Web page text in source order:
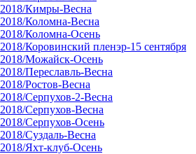
2018/Кимры-Весна
2018/Коломна-Весна
2018/Коломна-Осень
2018/Коровинский пленэр-15 сентября
2018/Можайск-Осень
2018/Переславль-Весна
2018/Ростов-Весна
2018/Серпухов-2-Весна
2018/Серпухов-Весна
2018/Серпухов-Осень
2018/Суздаль-Весна
2018/Яхт-клуб-Осень